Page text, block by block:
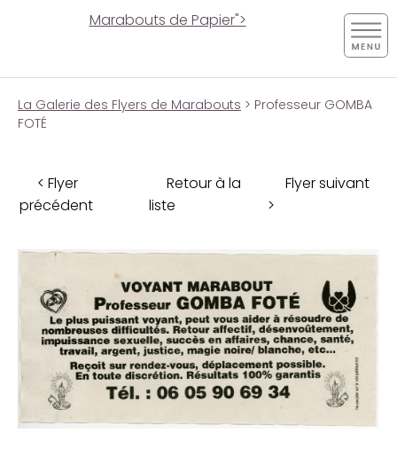
Marabouts de Papier">
La Galerie des Flyers de Marabouts > Professeur GOMBA
FOTÉ
< Flyer
précédent
Retour à la
liste
Flyer suivant
>